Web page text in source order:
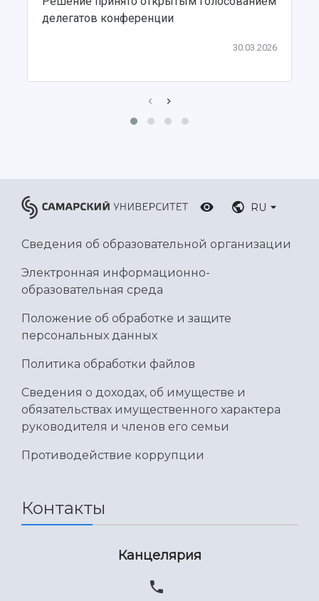
Ботанический сад
Международный межвузовский кампус
Официальные документы
делегатов конференции
30.03.2026
RU
Сведения об образовательной организации
Электронная информационно-
образовательная среда
Положение об обработке и защите
персональных данных
Политика обработки файлов
Сведения о доходах, об имуществе и
обязательствах имущественного характера
руководителя и членов его семьи
Противодействие коррупции
Контакты
Канцелярия